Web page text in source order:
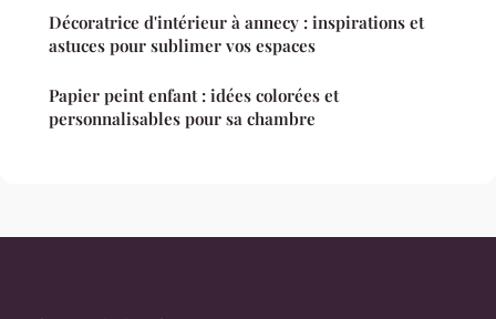
Décoratrice d'intérieur à annecy : inspirations et
astuces pour sublimer vos espaces
Papier peint enfant : idées colorées et
personnalisables pour sa chambre